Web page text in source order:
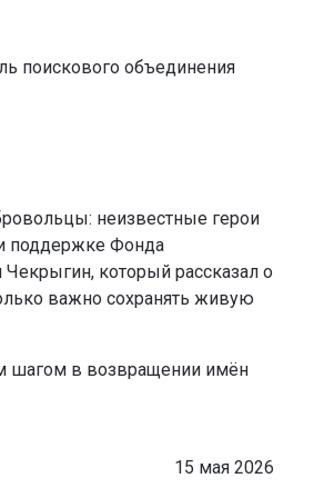
поискового объединения
неизвестные герои
поддержке Фонда
который рассказал о
важно сохранять живую
шагом в возвращении имён
15 мая 2026